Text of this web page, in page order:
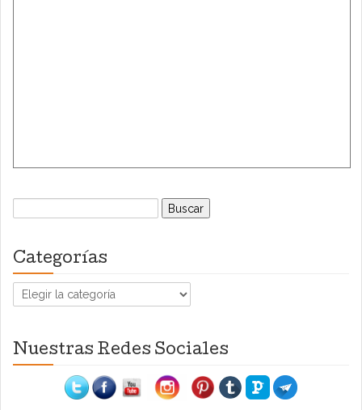
Buscar:
Categorías
Categorías
Nuestras Redes Sociales